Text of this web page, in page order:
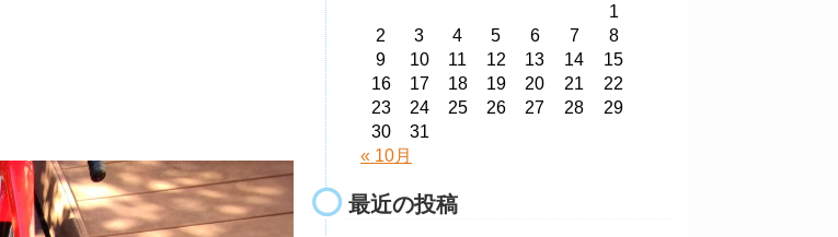
1
2
3 4 5 6 7
8
9
10 11 12 13 14
15
16
17 18 19 20 21
22
23
24 25 26 27 28
29
30
31
« 10月
最近の投稿